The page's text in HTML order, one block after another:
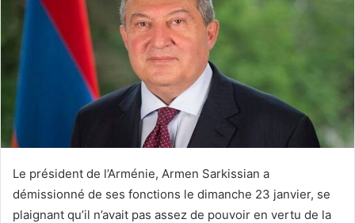
Le président de l’Arménie, Armen Sarkissian a
démissionné de ses fonctions le dimanche 23 janvier, se
plaignant qu’il n’avait pas assez de pouvoir en vertu de la